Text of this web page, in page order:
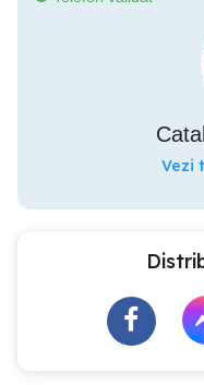
Vezi